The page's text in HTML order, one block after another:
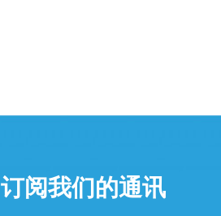
订阅我们的通讯